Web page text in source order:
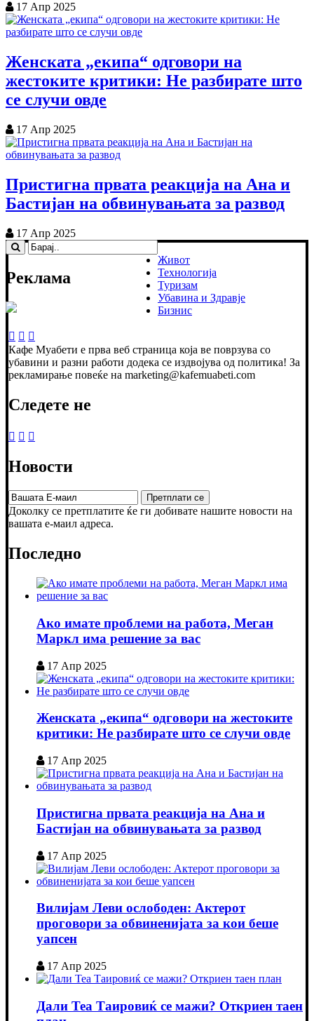
17 Апр 2025
Женската „екипа“ одговори на
жестоките критики: Не разбирате што
се случи овде
17 Апр 2025
Пристигна првата реакција на Ана и
Бастијан на обвинувањата за развод
17 Апр 2025
Реклама
Живот
Технологија
Туризам
Убавина и Здравје
Бизнис
Кафе Муабети е прва веб страница која ве поврзува со
убавини и разни работи додека се издвојува од политика! За
рекламирање повеќе на marketing@kafemuabeti.com
Следете не
Новости
Доколку се претплатите ќе ги добивате нашите новости на
вашата е-маил адреса.
Последно
Ако имате проблеми на работа, Меган
Маркл има решение за вас
17 Апр 2025
Женската „екипа“ одговори на жестоките
критики: Не разбирате што се случи овде
17 Апр 2025
Пристигна првата реакција на Ана и
Бастијан на обвинувањата за развод
17 Апр 2025
Вилијам Леви ослободен: Актерот
проговори за обвиненијата за кои беше
уапсен
17 Апр 2025
Дали Теа Таировиќ се мажи? Откриен таен